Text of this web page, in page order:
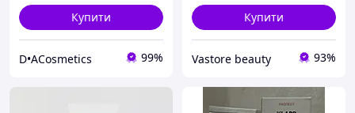
Купити
D•ACosmetics 99%
Купити
Vastore beauty 93%